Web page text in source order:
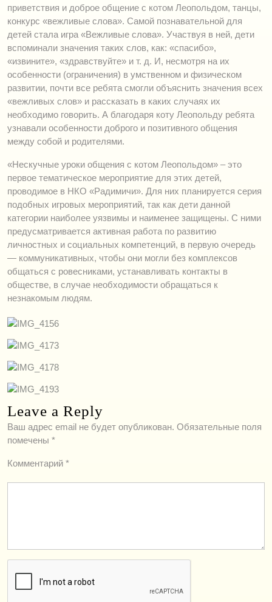
приветствия и доброе общение с котом Леопольдом, танцы,
конкурс «вежливые слова». Самой познавательной для
детей стала игра «Вежливые слова». Участвуя в ней, дети
вспоминали значения таких слов, как: «спасибо»,
«извините», «здравствуйте» и т. д. И, несмотря на их
особенности (ограничения) в умственном и физическом
развитии, почти все ребята смогли объяснить значения всех
«вежливых слов» и рассказать в каких случаях их
необходимо говорить. А благодаря коту Леопольду ребята
узнавали особенности доброго и позитивного общения
между собой и родителями.
«Нескучные уроки общения с котом Леопольдом» – это
первое тематическое мероприятие для этих детей,
проводимое в НКО «Радимичи». Для них планируется серия
подобных игровых мероприятий, так как дети данной
категории наиболее уязвимы и наименее защищены. С ними
предусматривается активная работа по развитию
личностных и социальных компетенций, в первую очередь
— коммуникативных, чтобы они могли без комплексов
общаться с ровесниками, устанавливать контакты в
обществе, в случае необходимости обращаться к
незнакомым людям.
Leave a Reply
Ваш адрес email не будет опубликован. Обязательные поля
помечены *
Комментарий *